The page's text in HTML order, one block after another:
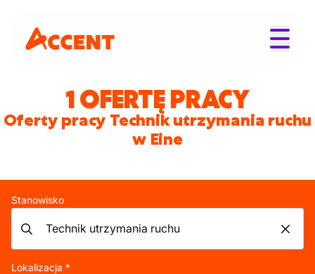
1 OFERTĘ PRACY
Oferty pracy Technik utrzymania ruchu
w Eine
Stanowisko
Lokalizacja *